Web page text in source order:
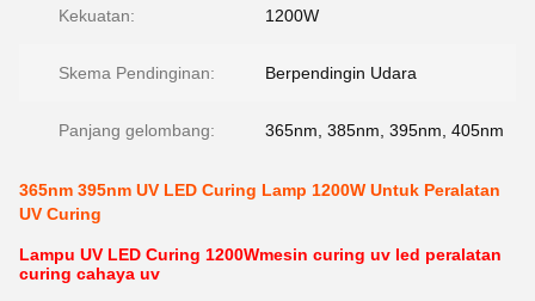
Kekuatan: 1200W
Skema Pendinginan: Berpendingin Udara
Panjang gelombang: 365nm, 385nm, 395nm, 405nm
365nm 395nm UV LED Curing Lamp 1200W Untuk Peralatan
UV Curing
Lampu UV LED Curing 1200Wmesin curing uv led peralatan
curing cahaya uv